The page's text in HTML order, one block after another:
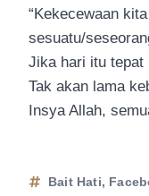
“Kekecewaan
sesuatu/
Jika hari itu tepat
Tak akan lama
Insya Allah,
Bait Hati,